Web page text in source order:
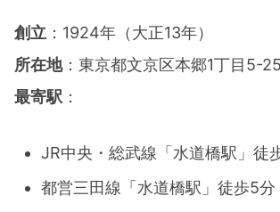
御三家 雙葉中学校の
御三家 雙葉中学校の
と進学実績
御三家 雙葉中学校の
創立 ：1924年（大正13年）​
所在地：東京都文京区本郷1丁目5-25​
最寄駅 ：
JR中央・総武線「水道橋駅」徒
都営三田線「水道橋駅」徒歩5分